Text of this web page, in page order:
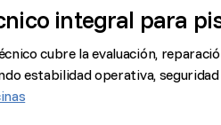
integral para
cubre la evaluación,
estabilidad operativa,